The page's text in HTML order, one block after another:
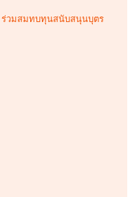
วมสมทบทุนสนับสนุนบุตร